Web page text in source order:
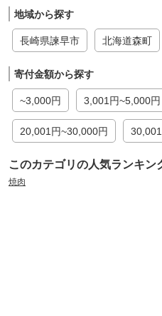
地域から探す
長崎県諫早市 北海道森町
寄付金額から探す
~3,000円 3,001円~5,000円
20,001円~30,000円
このカテゴリの人気ランキン
焼肉